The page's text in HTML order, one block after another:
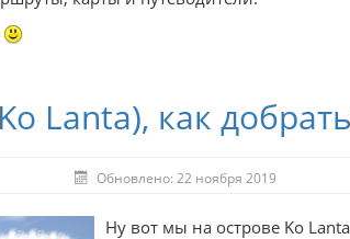
Lanta), как
Обновлено: 22 ноября 2019
Ну вот мы на острове Ko